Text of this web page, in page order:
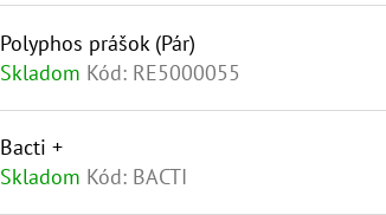
Polyphos prášok (Pár)
Skladom Kód: RE5000055
Bacti +
Skladom Kód: BACTI